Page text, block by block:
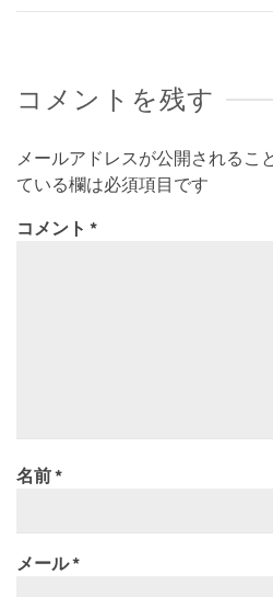
コメントを残す
メールアドレスが公開されるこ
ている欄は必須項目です
コメント *
名前*
メール*